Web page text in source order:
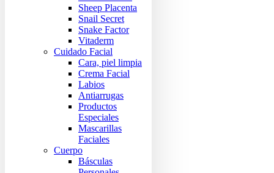
Sheep Placenta
Snail Secret
Snake Factor
Vitaderm
Cuidado Facial
Cara, piel limpia
Crema Facial
Labios
Antiarrugas
Productos
Especiales
Mascarillas
Faciales
Cuerpo
Básculas